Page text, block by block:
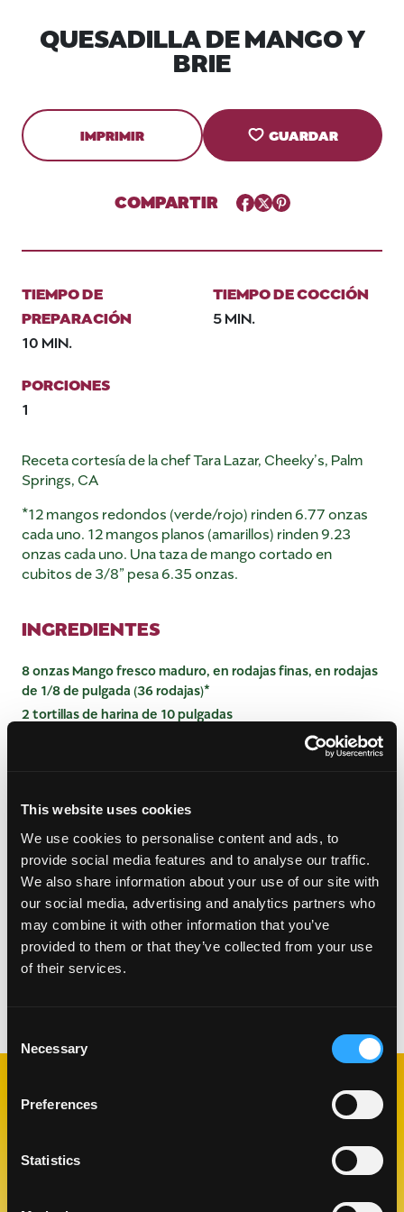
This website uses cookies
We use cookies to personalise content and ads, to
provide social media features and to analyse our traffic.
We also share information about your use of our site with
our social media, advertising and analytics partners who
may combine it with other information that you’ve
provided to them or that they’ve collected from your use
of their services.
Selection
Necessary
Preferences
Statistics
QUESADILLA DE MANGO Y
BRIE
IMPRIMIR GUARDAR
COMPARTIR Facebook
TwitterPinterest
TIEMPO DE
PREPARACIÓN
10 MIN.
TIEMPO DE COCCIÓN
5 MIN.
PORCIONES
1
Receta cortesía de la chef Tara Lazar, Cheeky’s, Palm
Springs, CA
*12 mangos redondos (verde/rojo) rinden 6.77 onzas
cada uno. 12 mangos planos (amarillos) rinden 9.23
onzas cada uno. Una taza de mango cortado en
cubitos de 3/8” pesa 6.35 onzas.
INGREDIENTES
8 onzas Mango fresco maduro, en rodajas finas, en rodajas
de 1/8 de pulgada (36 rodajas)*
2 tortillas de harina de 10 pulgadas
4 onzas Brie doble crema, en rodajas de 1/8 de pulgada (12
INSTRUCCIONES
Acomode las rebanadas de queso y mango en una
tortilla. Cubra con la segunda tortilla. Hornee a
350 grados F en una bandeja para hornear o en
una sartén a fuego medio de 5 a 7 minutos hasta
que el queso se derrita. Cortar en gajos. Sirva con
pico de gallo, guacamole o simple.